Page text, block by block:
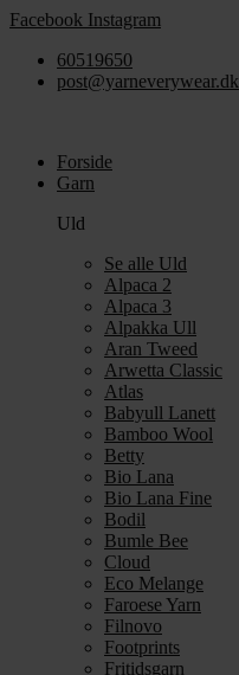
Videre
indhold
Facebook Instagram
60519650
post@yarneverywear.dk
Forside
Garn
Uld
Se alle Uld
Alpaca 2
Alpaca 3
Alpakka Ull
Aran Tweed
Arwetta Classic
Atlas
Babyull Lanett
Bamboo Wool
Betty
Bio Lana
Bio Lana Fine
Bodil
Bumle Bee
Cloud
Eco Melange
Faroese Yarn
Filnovo
Footprints
Fritidsgarn